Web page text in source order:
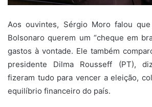
Aos ouvintes, Sérgio Moro falou
Bolsonaro querem um “cheque em
gastos à vontade. Ele também
presidente Dilma Rousseff (PT),
fizeram tudo para vencer a eleição,
equilíbrio financeiro do país.